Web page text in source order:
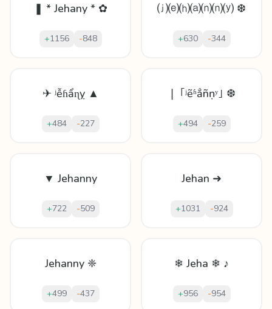
❚ * Jehany * ✿
+1156 -848
⒥⒠⒣⒜⒩⒩⒴ ❆
+630 -344
✈ ʲễɦẩɳỵ ▲
+484 -227
❘ ｢ʲẽʱẳñṇʸ｣ ❆
+494 -259
▼ Jehanny
+722 -509
Jehan ➜
+1031 -924
Jehanny ❈
+499 -437
❄ Jeha ❄ ♪
+956 -954